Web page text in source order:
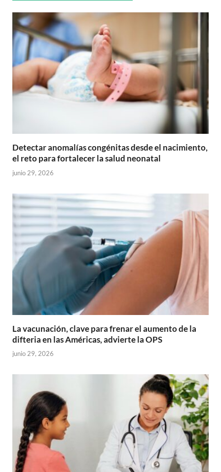
Detectar anomalías congénitas desde el nacimiento,
el reto para fortalecer la salud neonatal
junio 29, 2026
La vacunación, clave para frenar el aumento de la
difteria en las Américas, advierte la OPS
junio 29, 2026